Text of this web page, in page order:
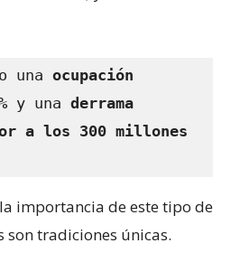
una ocupación
y una derrama
a los 300 millones
importancia de este tipo de
son tradiciones únicas.